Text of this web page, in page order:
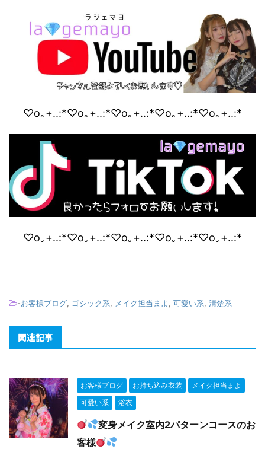
♡o｡+..:*♡o｡+..:*♡o｡+..:*♡o｡+..:*♡o｡+..:*
♡o｡+..:*♡o｡+..:*♡o｡+..:*♡o｡+..:*♡o｡+..:*
-お客様ブログ, ゴシック系, メイク担当まよ , 可愛い系, 清楚系
関連記事
お客様ブログ お持ち込み衣装
メイク担当まよ
可愛い系
浴衣
変身メイク室内2パターンコースのお
客様